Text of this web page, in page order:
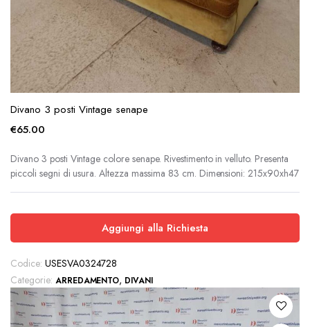
Divano 3 posti Vintage senape
€65.00
Divano 3 posti Vintage colore senape. Rivestimento in velluto. Presenta
piccoli segni di usura. Altezza massima 83 cm. Dimensioni: 215x90xh47
Aggiungi alla Richiesta
Codice: USESVA0324728
Categorie: ARREDAMENTO, DIVANI